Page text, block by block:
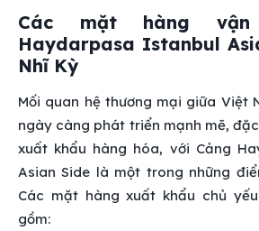
Các mặt hàng
Haydarpasa Istanbul
Nhĩ Kỳ
Mối quan hệ thương mại giữa Việt
ngày càng phát triển mạnh mẽ,
xuất khẩu hàng hóa, với Cảng
Asian Side là một trong những
Các mặt hàng xuất khẩu chủ
gồm: